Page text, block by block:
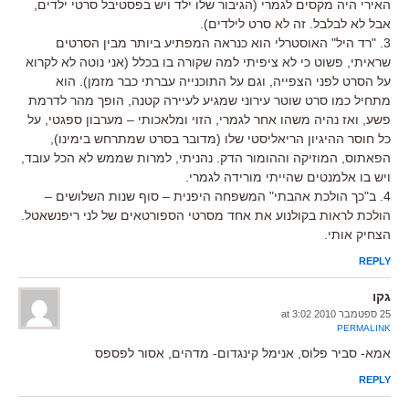
האירי היה מקסים לגמרי (הגיבור שלו ילד ויש בפסטיבל סרטי ילדים,
אבל לא לבלבל. זה לא סרט לילדים).
3. "רד היל" האוסטרלי הוא כנראה המפתיע ביותר מבין הסרטים
שראיתי, פשוט כי לא ציפיתי למה שקורה בו בכלל (אני נוטה לא לקרוא
על הסרט לפני הצפייה, וגם על התוכנייה עברתי כבר מזמן). הוא
מתחיל כמו סרט שוטר עירוני שמגיע לעיירה קטנה, הופך מהר לדרמת
פשע, ואז נהיה משהו אחר לגמרי, הזוי ומלאכותי – מערבון ספגטי, על
כל חוסר ההיגיון הריאליסטי שלו (מדובר בסרט שמתרחש בימינו),
הפאתוס, המוזיקה וההומור הדק. נהניתי, למרות שממש לא הכל עובד,
ויש בו אלמנטים שהייתי מורידה לגמרי.
4. ב"כך הולכת אהבתי" המשפחה היפנית – סוף שנות השלושים –
הולכת לראות בקולנוע את אחד מסרטי הספורטאים של לני ריפנשאטל.
הצחיק אותי.
REPLY
גקו
25 ספטמבר 2010 at 3:02
PERMALINK
אמא- סביר פלוס, אנימל קינגדום- מדהים, אסור לפספס
REPLY